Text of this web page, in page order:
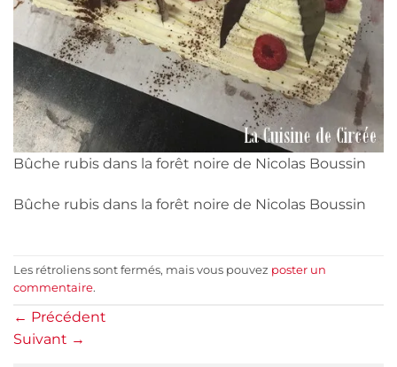
Bûche rubis dans la forêt noire de Nicolas Boussin
Bûche rubis dans la forêt noire de Nicolas Boussin
Les rétroliens sont fermés, mais vous pouvez poster un
commentaire.
← Précédent
Suivant →